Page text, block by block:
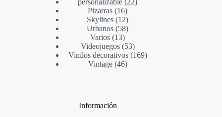
personalizable 22
Pizarras 16
Skylines 12
Urbanos 58
Varios 13
Videojuegos 53
Vinilos decorativos 169
Vintage 46
Información